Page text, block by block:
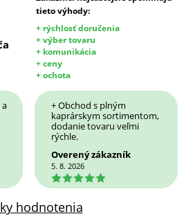
tieto výhody:
+ rýchlosť doručenia
+ výber tovaru
+ komunikácia
+ ceny
+ ochota
+ Obchod s plným
kaprárskym sortimentom,
dodanie tovaru veľmi
rýchle.
Overený zákazník
5. 8. 2026
5
hodnotenia